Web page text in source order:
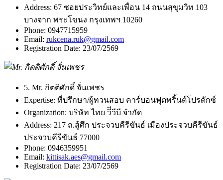
Address: 67 ซอยประวิทย์และเพื่อน 14 ถนนสุขุมวิท 103
บางจาก พระโขนง กรุงเทพฯ 10260
Phone: 0947715959
Email: rukcena.ruk@gmail.com
Registration Date: 23/07/2569
5. Mr. กิตติศักดิ์ จั่นเพชร
Expertise: ที่ปรึกษา/ผู้ทวนสอบ คาร์บอนฟุตพริ้นต์โปรดักซ์
Organization: บริษัท ไทย วีีวีบี จำกัด
Address: 217 ถ.สู้ศึก ประจวบคีรีขันธ์ เมืองประจวบคีรีขันธ์
ประจวบคีรีขันธ์ 77000
Phone: 0946359951
Email: kittisak.aes@gmail.com
Registration Date: 23/07/2569